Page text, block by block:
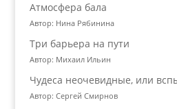
Атмосфера бала
Автор: Нина Рябинина
Три барьера на пути
Автор: Михаил Ильин
Чудеса неочевидные, или
Автор: Сергей Смирнов